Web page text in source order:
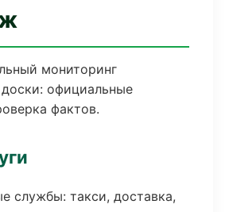
мониторинг
официальные
фактов.
службы: такси, доставка,